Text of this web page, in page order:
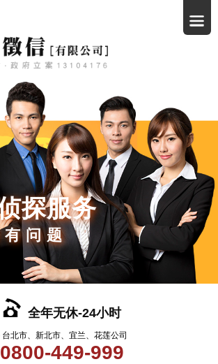
探服务
问题
全年无休-24小时
台北市、新北市、宜兰、花莲公司
0800-449-999